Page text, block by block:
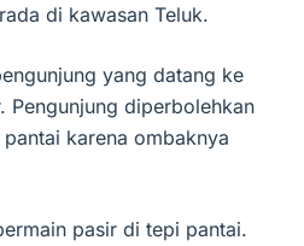
di kawasan Teluk.
yang datang ke
Pengunjung diperbolehkan
karena ombaknya
pasir di tepi pantai.